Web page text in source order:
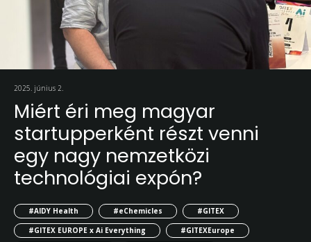
2025. június 2.
Miért éri meg magyar
startupperként részt venni
egy nagy nemzetközi
technológiai expón?
#AIDY Health #eChemicles
#GITEX
#GITEX EUROPE x Ai Everything
#GITEXEurope